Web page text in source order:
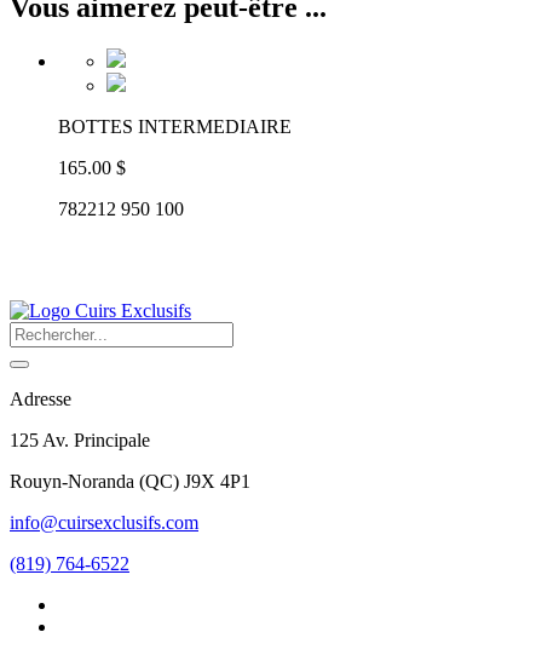
Vous aimerez peut-être ...
BOTTES INTERMEDIAIRE
165.00 $
782212 950 100
Adresse
125 Av. Principale
Rouyn-Noranda (QC) J9X 4P1
info@cuirsexclusifs.com
(819) 764-6522